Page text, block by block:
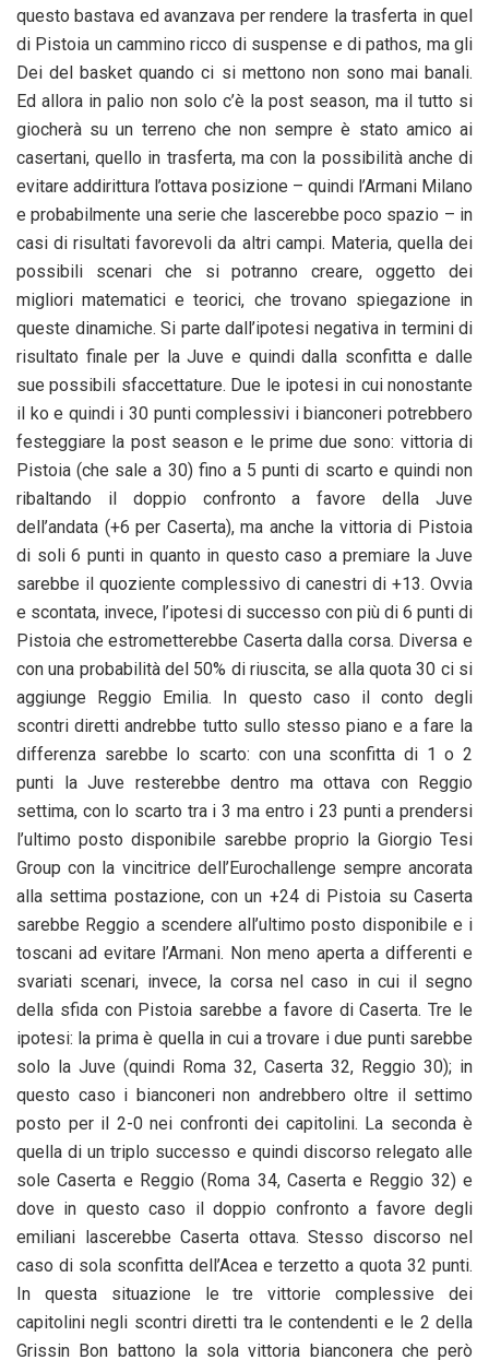
questo bastava ed avanzava per rendere la trasferta in quel
di Pistoia un cammino ricco di suspense e di pathos, ma gli
Dei del basket quando ci si mettono non sono mai banali.
Ed allora in palio non solo c’è la post season, ma il tutto si
giocherà su un terreno che non sempre è stato amico ai
casertani, quello in trasferta, ma con la possibilità anche di
evitare addirittura l’ottava posizione – quindi l’Armani Milano
e probabilmente una serie che lascerebbe poco spazio – in
casi di risultati favorevoli da altri campi. Materia, quella dei
possibili scenari che si potranno creare, oggetto dei
migliori matematici e teorici, che trovano spiegazione in
queste dinamiche. Si parte dall’ipotesi negativa in termini di
risultato finale per la Juve e quindi dalla sconfitta e dalle
sue possibili sfaccettature. Due le ipotesi in cui nonostante
il ko e quindi i 30 punti complessivi i bianconeri potrebbero
festeggiare la post season e le prime due sono: vittoria di
Pistoia (che sale a 30) fino a 5 punti di scarto e quindi non
ribaltando il doppio confronto a favore della Juve
dell’andata (+6 per Caserta), ma anche la vittoria di Pistoia
di soli 6 punti in quanto in questo caso a premiare la Juve
sarebbe il quoziente complessivo di canestri di +13. Ovvia
e scontata, invece, l’ipotesi di successo con più di 6 punti di
Pistoia che estrometterebbe Caserta dalla corsa. Diversa e
con una probabilità del 50% di riuscita, se alla quota 30 ci si
aggiunge Reggio Emilia. In questo caso il conto degli
scontri diretti andrebbe tutto sullo stesso piano e a fare la
differenza sarebbe lo scarto: con una sconfitta di 1 o 2
punti la Juve resterebbe dentro ma ottava con Reggio
settima, con lo scarto tra i 3 ma entro i 23 punti a prendersi
l’ultimo posto disponibile sarebbe proprio la Giorgio Tesi
Group con la vincitrice dell’Eurochallenge sempre ancorata
alla settima postazione, con un +24 di Pistoia su Caserta
sarebbe Reggio a scendere all’ultimo posto disponibile e i
toscani ad evitare l’Armani. Non meno aperta a differenti e
svariati scenari, invece, la corsa nel caso in cui il segno
della sfida con Pistoia sarebbe a favore di Caserta. Tre le
ipotesi: la prima è quella in cui a trovare i due punti sarebbe
solo la Juve (quindi Roma 32, Caserta 32, Reggio 30); in
questo caso i bianconeri non andrebbero oltre il settimo
posto per il 2-0 nei confronti dei capitolini. La seconda è
quella di un triplo successo e quindi discorso relegato alle
sole Caserta e Reggio (Roma 34, Caserta e Reggio 32) e
dove in questo caso il doppio confronto a favore degli
emiliani lascerebbe Caserta ottava. Stesso discorso nel
caso di sola sconfitta dell’Acea e terzetto a quota 32 punti.
In questa situazione le tre vittorie complessive dei
capitolini negli scontri diretti tra le contendenti e le 2 della
Grissin Bon battono la sola vittoria bianconera che però